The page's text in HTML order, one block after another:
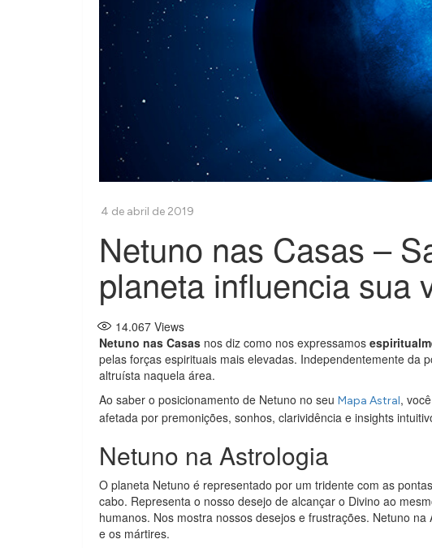
Netuno nas Casas –
planeta influencia sua
14.067 Views
Netuno nas Casas nos diz como nos expressamos
pelas forças espirituais mais elevadas. Independentemente da
altruísta naquela área.
Ao saber o posicionamento de Netuno no seu Mapa Astral,
afetada por premonições, sonhos, clarividência e insights
Netuno na Astrologia
O planeta Netuno é representado por um tridente com as
cabo. Representa o nosso desejo de alcançar o Divino ao
humanos. Nos mostra nossos desejos e frustrações. Netuno
e os mártires.